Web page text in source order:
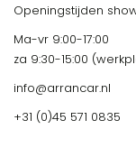
Openingstijden
Ma-vr 9:00-17:00
za 9:30-15:00
info@arrancar.nl
+31 (0)45 571 0835